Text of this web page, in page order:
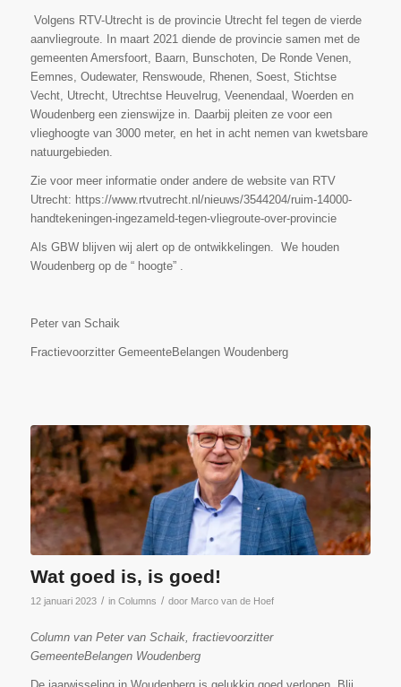
Volgens RTV-Utrecht is de provincie Utrecht fel tegen de vierde
aanvliegroute. In maart 2021 diende de provincie samen met de
gemeenten Amersfoort, Baarn, Bunschoten, De Ronde Venen,
Eemnes, Oudewater, Renswoude, Rhenen, Soest, Stichtse
Vecht, Utrecht, Utrechtse Heuvelrug, Veenendaal, Woerden en
Woudenberg een zienswijze in. Daarbij pleiten ze voor een
vlieghoogte van 3000 meter, en het in acht nemen van kwetsbare
natuurgebieden.
Zie voor meer informatie onder andere de website van RTV
Utrecht: https://www.rtvutrecht.nl/nieuws/3544204/ruim-14000-
handtekeningen-ingezameld-tegen-vliegroute-over-provincie
Als GBW blijven wij alert op de ontwikkelingen. We houden
Woudenberg op de “ hoogte” .
Peter van Schaik
Fractievoorzitter GemeenteBelangen Woudenberg
Wat goed is, is goed!
12 januari 2023 / in Columns / door Marco van de Hoef
Column van Peter van Schaik, fractievoorzitter
GemeenteBelangen Woudenberg